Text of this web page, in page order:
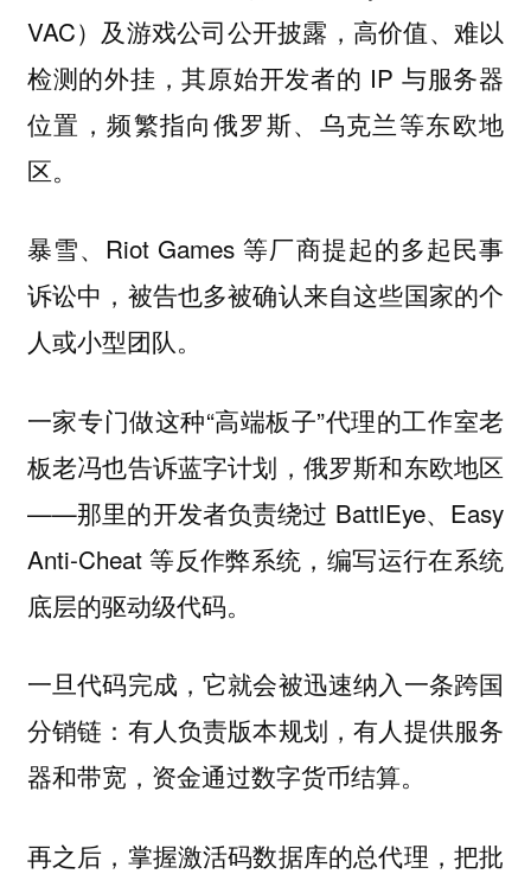
VAC）及游戏公司公开披露，高价值、难以
检测的外挂，其原始开发者的 IP 与服务器
位置，频繁指向俄罗斯、乌克兰等东欧地
区。
暴雪、Riot Games 等厂商提起的多起民事
诉讼中，被告也多被确认来自这些国家的个
人或小型团队。
一家专门做这种“高端板子”代理的工作室老
板老冯也告诉蓝字计划，俄罗斯和东欧地区
——那里的开发者负责绕过 BattlEye、Easy
Anti-Cheat 等反作弊系统，编写运行在系统
底层的驱动级代码。
一旦代码完成，它就会被迅速纳入一条跨国
分销链：有人负责版本规划，有人提供服务
器和带宽，资金通过数字货币结算。
再之后，掌握激活码数据库的总代理，把批